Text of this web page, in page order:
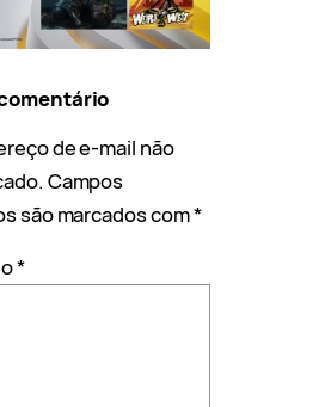
de e-mail não
Campos
são marcados com*
*